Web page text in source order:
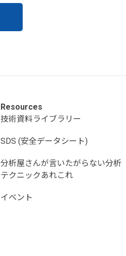
Resources
技術資料ライブラリー
SDS (安全データシート)
分析屋さんが言いたがらない分析
テクニックあれこれ
イベント